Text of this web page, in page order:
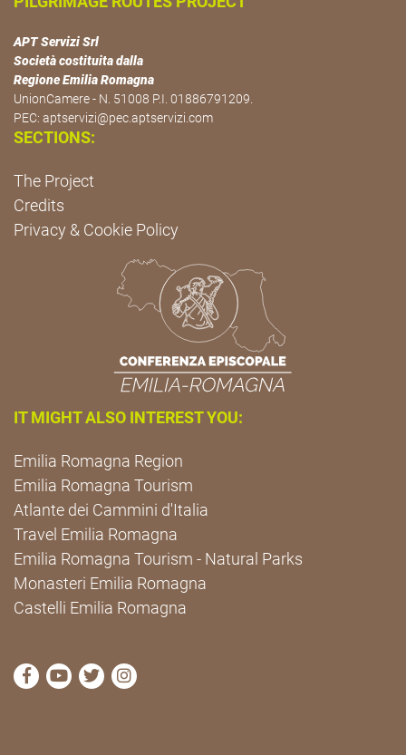
APT Servizi Srl
Società costituita dalla
Regione Emilia Romagna
UnionCamere - N. 51008 P.I. 01886791209.
PEC: aptservizi@pec.aptservizi.com
SECTIONS:
The Project
Credits
Privacy & Cookie Policy
IT MIGHT ALSO INTEREST YOU:
Emilia Romagna Region
Emilia Romagna Tourism
Atlante dei Cammini d'Italia
Travel Emilia Romagna
Emilia Romagna Tourism - Natural Parks
Monasteri Emilia Romagna
Castelli Emilia Romagna
visit Cammini Emilia-Romagna Facebook profile
visit Cammini Emilia-Romagna YouTube profile
visit Cammini Emilia-Romagna Twitter
visit Cammini Emilia-Romagna